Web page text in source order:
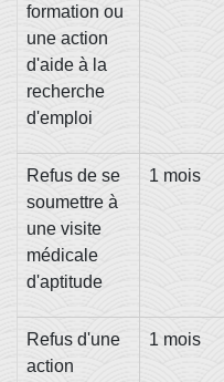
formation ou
une action
d'aide à la
recherche
d'emploi
Refus de se
soumettre à
une visite
médicale
d'aptitude
1 mois
Refus d'une
action
1 mois